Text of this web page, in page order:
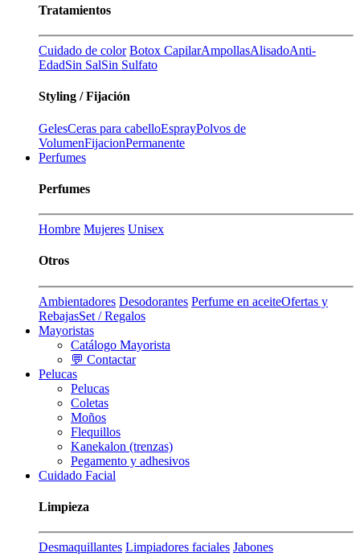
Tratamientos
Cuidado de color Botox CapilarAmpollasAlisadoAnti-
EdadSin SalSin Sulfato
Styling / Fijación
GelesCeras para cabelloEsprayPolvos de
VolumenFijacionPermanente
Perfumes
Perfumes
Hombre Mujeres Unisex
Otros
Ambientadores Desodorantes Perfume en aceiteOfertas y
RebajasSet / Regalos
Mayoristas
Catálogo Mayorista
💬 Contactar
Pelucas
Pelucas
Coletas
Moños
Flequillos
Kanekalon (trenzas)
Pegamento y adhesivos
Cuidado Facial
Limpieza
Desmaquillantes Limpiadores faciales Jabones